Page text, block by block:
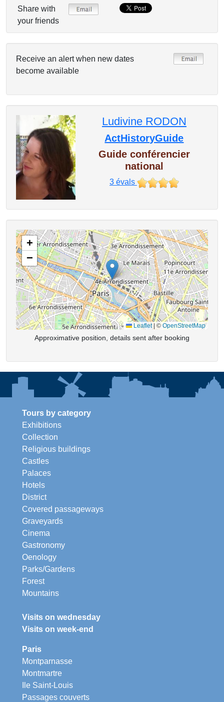
Share with
your friends
Receive an alert when new dates
become available
Ludivine RODON
ActHistoryGuide
Guide conférencier
national
3évals
+
−
Leaflet ©OpenStreetMap
Approximative position, details sent after booking
Tours by category
Exhibitions
Collection
Religious buildings
Castles
Palaces
Hotels
District
Covered passageways
Graveyards
Cinema
Gastronomy
Oenology
Parks/Gardens
Forest
Mountains
Visits on wednesday
Visits on week-end
Paris
Montparnasse
Montmartre
Ile Saint-Louis
Passages couverts